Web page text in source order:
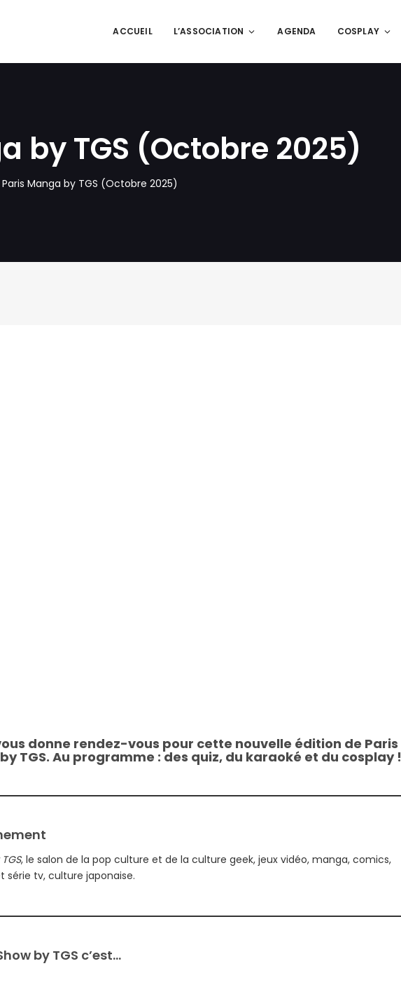
ACCUEIL L’ASSOCIATION AGENDA COSPLAY
by TGS (Octobre 2025)
Paris Manga by TGS (Octobre 2025)
donne rendez-vous pour cette nouvelle édition de Paris
TGS. Au programme : des quiz, du karaoké et du cosplay !
, le salon de la pop culture et de la culture geek, jeux vidéo, manga, comics,
tv, culture japonaise.
by TGS c’est…